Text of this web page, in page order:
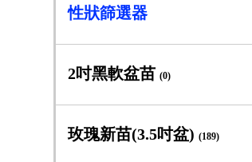
性狀篩選器
2吋黑軟盆苗(0)
2吋黑軟盆苗全部(0)
玫瑰新苗(3.5吋盆)(189)